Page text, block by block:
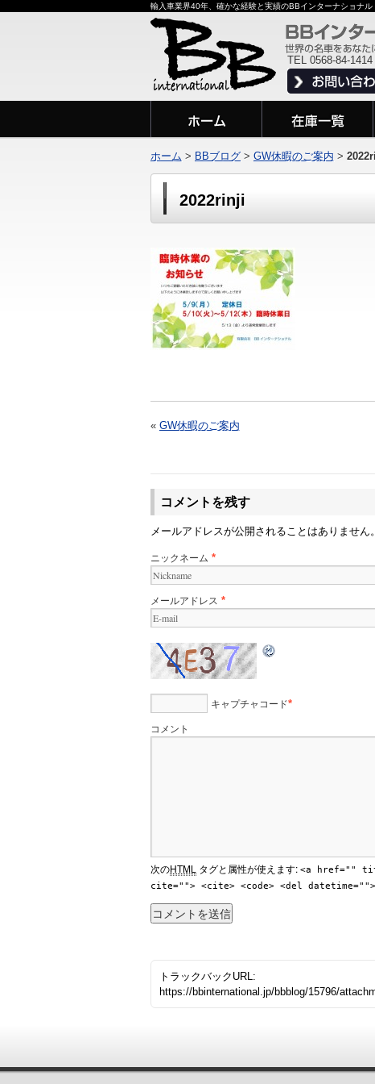
輸入車業界40年、確かな経験と実績のBBインターナショナ
TEL 0568-84-
2022rinji
« GW休暇のご案内
コメントを残す
メールアドレスが公開されることはありません
ニックネーム *
メールアドレス *
キャプチャコード*
コメント
次のHTML タグと属性が使えます: <a href=""
cite=""> <cite> <code> <del
トラックバックURL:
https://bbinternational.jp/bbblog/15796/
ホーム > BBブログ > GW休暇のご案内 >